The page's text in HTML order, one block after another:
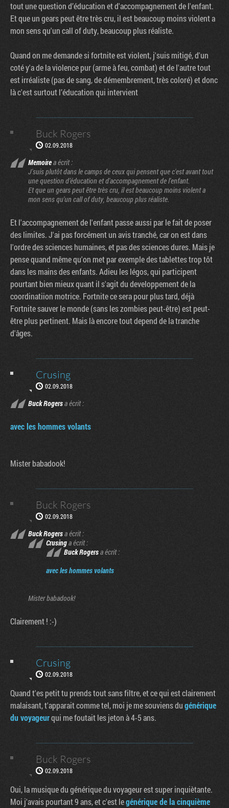
tout une question d’éducation et d'accompagnement de l'enfant.
Et que un gears peut être très cru, il est beaucoup moins violent a
mon sens qu'un call of duty, beaucoup plus réaliste.
Quand on me demande si fortnite est violent, j'suis mitigé, d'un
coté y'a de la violence pur (arme à feu, combat) et de l'autre tout
est irréaliste (pas de sang, de démembrement, très coloré) et donc
là c'est surtout l’éducation qui intervient
Buck Rogers
02.09.2018
Memoirea écrit :
J'suis plutôt dans le camps de ceux qui pensent que c'est avant tout
une question d’éducation et d'accompagnement de l'enfant.
Et que un gears peut être très cru, il est beaucoup moins violent a
mon sens qu'un call of duty, beaucoup plus réaliste.
Et l'accompagnement de l'enfant passe aussi par le fait de poser
des limites. J'ai pas forcément un avis tranché, car on est dans
l'ordre des sciences humaines, et pas des sciences dures. Mais je
pense quand même qu'on met par exemple des tablettes trop tôt
dans les mains des enfants. Adieu les légos, qui participent
pourtant bien mieux quant il s'agit du developpement de la
coordinatiion motrice. Fortnite ce sera pour plus tard, déjà
Fortnite sauver le monde (sans les zombies peut-être) est peut-
être plus pertinent. Mais là encore tout depend de la tranche
d'âges.
Crusing
02.09.2018
Buck Rogersa écrit :
avec les hommes volants
Mister babadook!
Buck Rogers
02.09.2018
Buck Rogersa écrit :
Crusinga écrit :
Buck Rogersa écrit :
avec les hommes volants
Mister babadook!
Clairement ! :-)
Crusing
02.09.2018
Quand t'es petit tu prends tout sans filtre, et ce qui est clairement
malaisant, t'apparait comme tel, moi je me souviens dugénérique
du voyageurqui me foutait les jeton à 4-5 ans.
Buck Rogers
02.09.2018
Oui, la musique du générique du voyageur est super inquiètante.
Moi j'avais pourtant 9 ans, et c'est legénérique de la cinquième